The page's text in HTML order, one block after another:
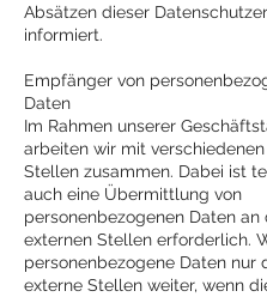
Absätzen dieser
informiert.
Empfänger von
Daten
Im Rahmen unserer
arbeiten wir mit
Stellen zusammen. Dabei ist
auch eine Übermittlung von
personenbezogenen Daten an
externen Stellen erforderlich.
personenbezogene Daten nur
externe Stellen weiter, wenn